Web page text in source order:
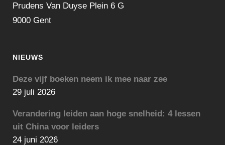
Prudens Van Duyse Plein 6 G
9000 Gent
NIEUWS
Deze vijf boeken neem ik mee naar zee
29 juli 2026
Verandering leiden aan hoge snelheid: 4 lessen
uit China voor leiders
24 juni 2026